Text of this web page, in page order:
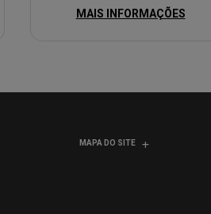
MAIS INFORMAÇÕES
MAPA DO SITE